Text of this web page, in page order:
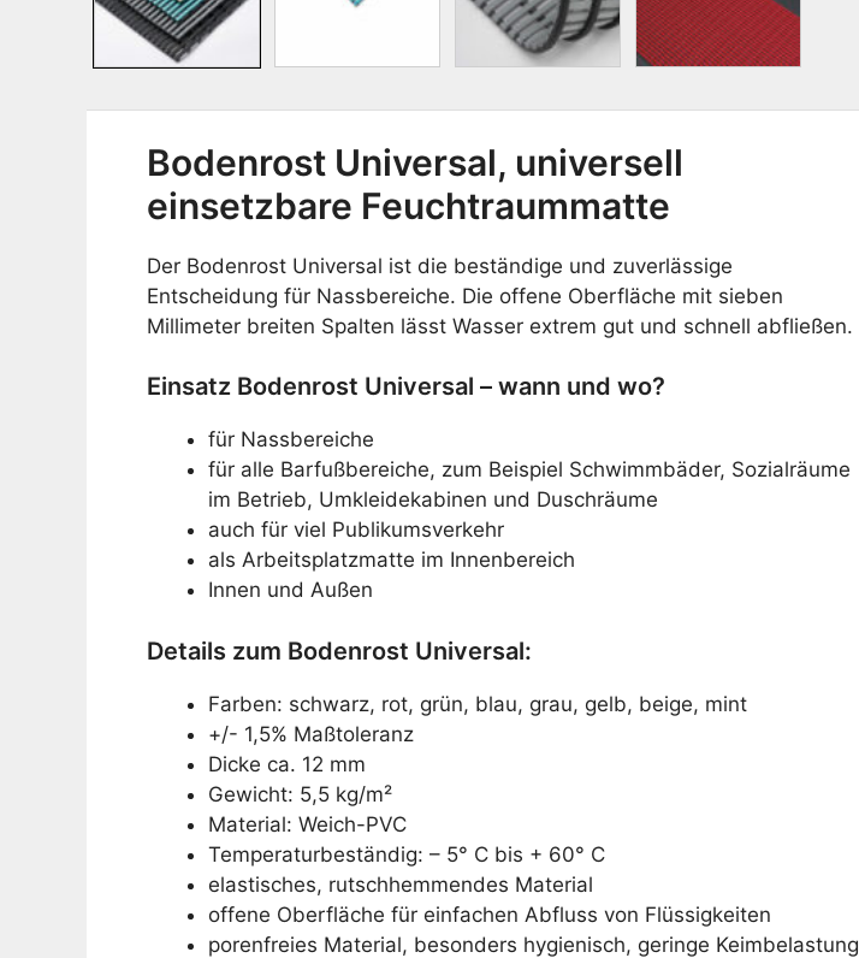
Bodenrost Universal, universell
einsetzbare Feuchtraummatte
Der Bodenrost Universal ist die beständige und zuverlässige
Entscheidung für Nassbereiche. Die offene Oberfläche mit sieben
Millimeter breiten Spalten lässt Wasser extrem gut und schnell abfließen.
Einsatz Bodenrost Universal – wann und wo?
für Nassbereiche
für alle Barfußbereiche, zum Beispiel Schwimmbäder, Sozialräume
im Betrieb, Umkleidekabinen und Duschräume
auch für viel Publikumsverkehr
als Arbeitsplatzmatte im Innenbereich
Innen und Außen
Details zum Bodenrost Universal:
Farben: schwarz, rot, grün, blau, grau, gelb, beige, mint
+/- 1,5% Maßtoleranz
Dicke ca. 12 mm
Gewicht: 5,5 kg/m²
Material: Weich-PVC
Temperaturbeständig: – 5° C bis + 60° C
elastisches, rutschhemmendes Material
offene Oberfläche für einfachen Abfluss von Flüssigkeiten
porenfreies Material, besonders hygienisch, geringe Keimbelastung